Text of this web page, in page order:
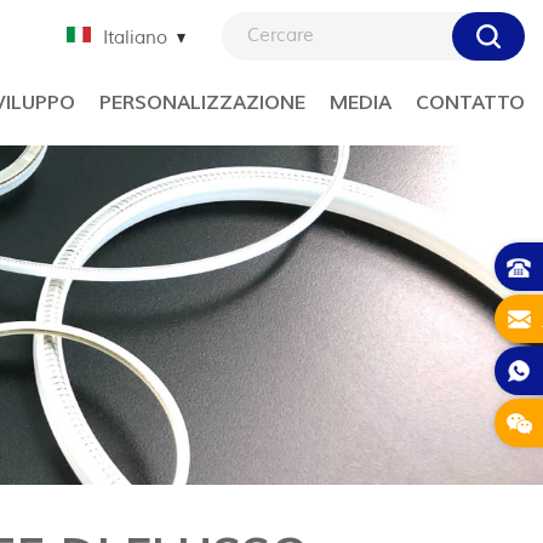
Italiano
PERSONALIZZAZIONE MEDIA CONTATTO